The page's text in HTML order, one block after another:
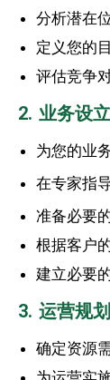
分析潜在
定义您的
评估竞争
2. 业务设立
为您的业
在专家指
准备必要
根据客户
建立必要
3. 运营规划
确定资源